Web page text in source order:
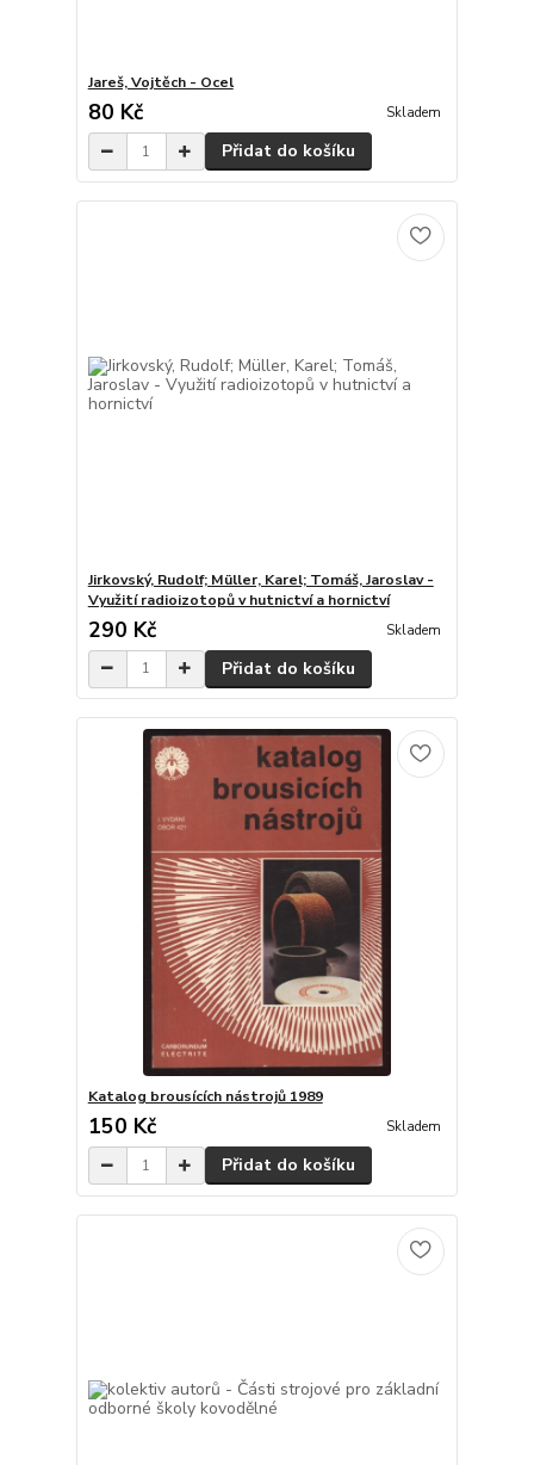
Jareš, Vojtěch - Ocel
80 Kč Skladem
Přidat do košíku
Jirkovský, Rudolf; Müller, Karel; Tomáš, Jaroslav -
Využití radioizotopů v hutnictví a hornictví
290 Kč Skladem
Přidat do košíku
Katalog brousících nástrojů 1989
150 Kč Skladem
Přidat do košíku